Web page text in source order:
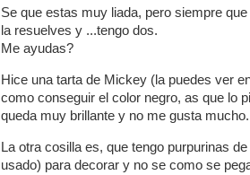
Se que estas muy liada, pero siempre
la resuelves y ...tengo dos.
Me ayudas?
Hice una tarta de Mickey (la puedes ver
como conseguir el color negro, as que lo
queda muy brillante y no me gusta
La otra cosilla es, que tengo purpurinas
usado) para decorar y no se como se